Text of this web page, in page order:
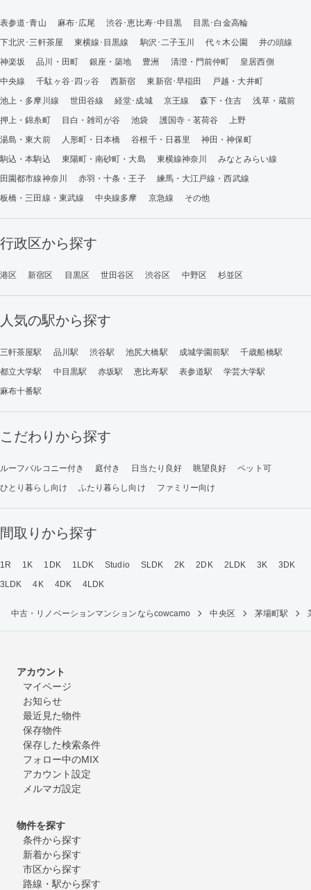
表参道･青山 麻布･広尾 渋谷･恵比寿･中目黒
目黒･白金高輪
下北沢･三軒茶屋
東横線･目黒線 駒沢･二子玉川 代々木公園
井の頭線
神楽坂
品川・田町 銀座・築地 豊洲 清澄・門前仲町
皇居西側
中央線
千駄ヶ谷･四ッ谷 西新宿 東新宿･早稲田
戸越・大井町
池上・多摩川線
世田谷線 経堂･成城 京王線 森下・住吉
浅草・蔵前
押上・錦糸町
目白・雑司が谷 池袋 護国寺・茗荷谷
上野
湯島・東大前
人形町・日本橋 谷根千・日暮里
神田・神保町
駒込・本駒込
東陽町・南砂町・大島 東横線神奈川
みなとみらい線
田園都市線神奈川
赤羽・十条・王子
練馬・大江戸線・西武線
板橋・三田線・東武線
中央線多摩 京急線 その他
行政区から探す
港区 新宿区 目黒区 世田谷区 渋谷区 中野区 杉並区
人気の駅から探す
三軒茶屋駅 品川駅 渋谷駅 池尻大橋駅 成城学園前駅
千歳船橋駅
都立大学駅
中目黒駅 赤坂駅 恵比寿駅 表参道駅
学芸大学駅
麻布十番駅
こだわりから探す
ルーフバルコニー付き 庭付き 日当たり良好 眺望良好
ペット可
ひとり暮らし向け
ふたり暮らし向け ファミリー向け
間取りから探す
1R 1K 1DK 1LDK Studio SLDK 2K 2DK 2LDK 3K
3DK
3LDK
4K 4DK 4LDK
中古・リノベーションマンションならcowcamo 中央区 茅場町駅
アカウント
マイページ
お知らせ
最近見た物件
保存物件
保存した検索条件
フォロー中のMIX
アカウント設定
メルマガ設定
物件を探す
条件から探す
新着から探す
市区から探す
路線・駅から探す